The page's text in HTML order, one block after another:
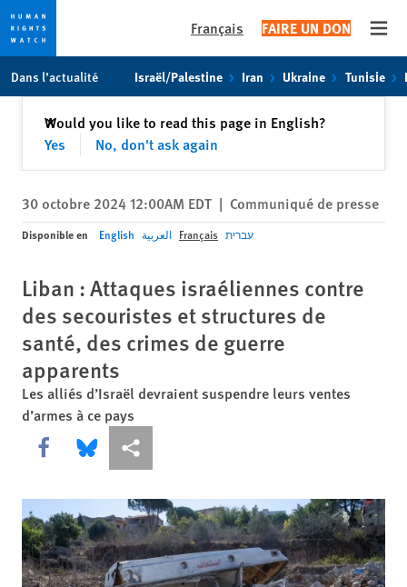
toto
content
Français FAIRE UN DON
Dans l’actualité Israël/Palestine Iran Ukraine Tunisie
Would you like to read this page in English?
Yes
No, don't ask again
✕Fermer
30 octobre 2024 12:00AM EDT | Communiqué de presse
Disponible en English العربية Français עברית
Liban : Attaques israéliennes contre
des secouristes et structures de
santé, des crimes de guerre
apparents
Les alliés d’Israël devraient suspendre leurs ventes
d’armes à ce pays
Share this via Facebook
Share this via Bluesky
Share this via Partagez